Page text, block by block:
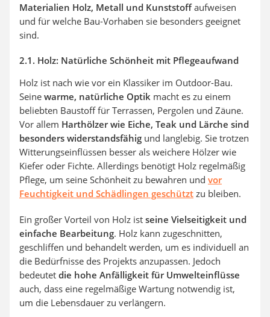
Materialien Holz, Metall und Kunststoffaufweisen
und für welche Bau-Vorhaben sie besonders geeignet
sind.
2.1. Holz: Natürliche Schönheit mit Pflegeaufwand
Holz ist nach wie vor ein Klassiker im Outdoor-Bau.
Seine warme, natürliche Optik macht es zu einem
beliebten Baustoff für Terrassen, Pergolen und Zäune.
Vor allem Harthölzer wie Eiche, Teak und Lärche sind
besonders widerstandsfähig und langlebig. Sie trotzen
Witterungseinflüssen besser als weichere Hölzer wie
Kiefer oder Fichte. Allerdings benötigt Holz regelmäßig
Pflege, um seine Schönheit zu bewahren und vor
Feuchtigkeit und Schädlingen geschützt zu bleiben.
Ein großer Vorteil von Holz ist seine Vielseitigkeit und
einfache Bearbeitung. Holz kann zugeschnitten,
geschliffen und behandelt werden, um es individuell an
die Bedürfnisse des Projekts anzupassen. Jedoch
bedeutet die hohe Anfälligkeit für Umwelteinflüsse
auch, dass eine regelmäßige Wartung notwendig ist,
um die Lebensdauer zu verlängern.